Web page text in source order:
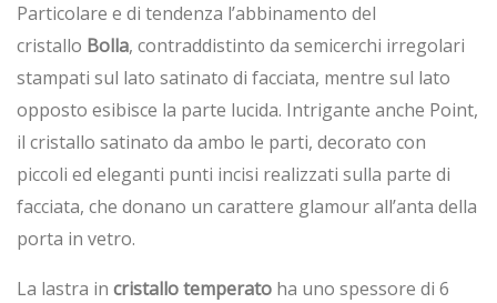
Particolare e di tendenza l’abbinamento del
cristallo Bolla, contraddistinto da semicerchi irregolari
stampati sul lato satinato di facciata, mentre sul lato
opposto esibisce la parte lucida. Intrigante anche Point,
il cristallo satinato da ambo le parti, decorato con
piccoli ed eleganti punti incisi realizzati sulla parte di
facciata, che donano un carattere glamour all’anta della
porta in vetro.
La lastra in cristallo temperato ha uno spessore di 6